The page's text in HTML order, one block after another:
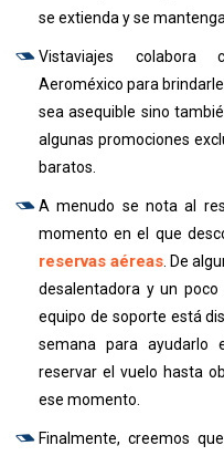
se extienda y se
Vistaviajes colabora
Aeroméxico para
sea asequible sino
algunas promociones
baratos.
A menudo se nota al
momento en el que
reservas aéreas . De
desalentadora y un poco
equipo de soporte está
semana para ayudarlo
reservar el vuelo hasta
ese momento.
Finalmente, creemos